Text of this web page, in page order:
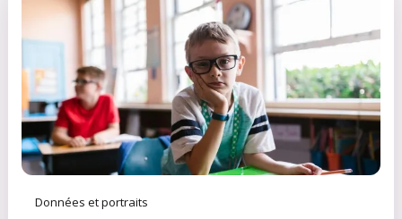
Données et portraits